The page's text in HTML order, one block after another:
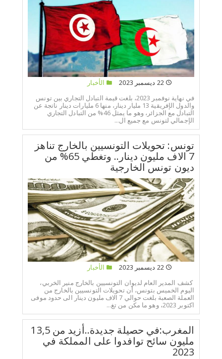
22 ديسمبر 2023
الأخبار
في نهاية نوفمبر 2023، بلغت قيمة التبادل التجاري بين تونس
والدول الإفريقية 13 مليار دينار، منها 6 مليارات دينار ناتجة عن
التبادل مع الجزائر، وهو ما يمثل 46% من التبادل التجاري
الإجمالي لتونس مع جميع ال...
تونس: تحويلات التونسيين بالخارج تناهز
7 الاف مليون دينار.. وتغطي 65% من
ديون تونس الخارجية
22 ديسمبر 2023
الأخبار
كشف المدير العام لديوان التونسيين بالخارج منير الخربي،
اليوم الخميس بتونس، أن تحويلات التونسيين بالخارج من
العملة الصعبة بلغت حوالي 7 الاف مليون دينار الى حدود موفى
اكتوبر 2023، وهو ما مكن من تغ...
المغرب:في حصيلة جديدة..أزيد من 13,5
مليون سائح توافدوا على المملكة في
2023